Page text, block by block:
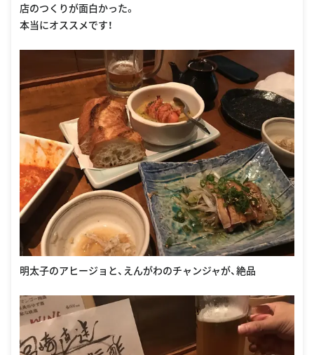
店のつくりが面白かった。
本当にオススメです！
明太子のアヒージョと、えんがわのチャンジャが、絶品